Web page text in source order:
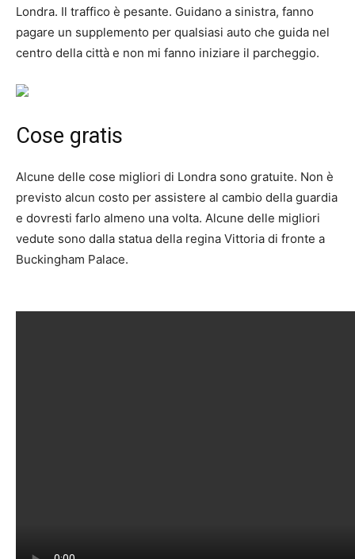
Londra. Il traffico è pesante. Guidano a sinistra, fanno
pagare un supplemento per qualsiasi auto che guida nel
centro della città e non mi fanno iniziare il parcheggio.
Cose gratis
Alcune delle cose migliori di Londra sono gratuite. Non è
previsto alcun costo per assistere al cambio della guardia
e dovresti farlo almeno una volta. Alcune delle migliori
vedute sono dalla statua della regina Vittoria di fronte a
Buckingham Palace.